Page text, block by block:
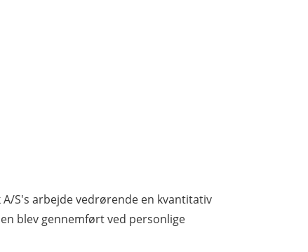
S's arbejde vedrørende en kvantitativ
blev gennemført ved personlige